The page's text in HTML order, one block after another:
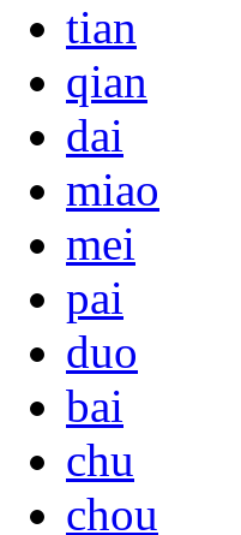
tian
qian
dai
miao
mei
pai
duo
bai
chu
chou